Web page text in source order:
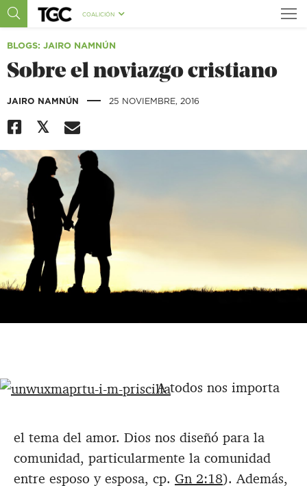
COALICIÓN
BLOGS: JAIRO NAMNÚN
Sobre el noviazgo cristiano
JAIRO NAMNÚN | 25 NOVIEMBRE, 2016
A todos nos importa
el tema del amor. Dios nos diseñó para la
comunidad, particularmente la comunidad
entre esposo y esposa, cp. Gn 2:18). Además,